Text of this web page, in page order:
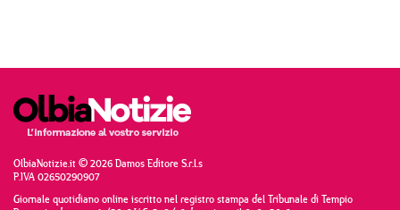
OlbiaNotizie.it © 2026 Damos Editore S.r.l.s
P.IVA 02650290907
Giornale quotidiano online iscritto nel registro stampa del Tribunale di Tempio